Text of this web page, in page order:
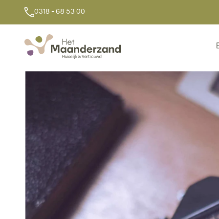
0318 - 68 53 00
Categorie:
Workshop